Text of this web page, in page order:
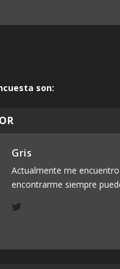
son:
Gris
Actualmente me
encontrarme siempre